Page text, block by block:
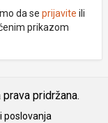
da se prijavite ili
prikazom
pridržana.
poslovanja